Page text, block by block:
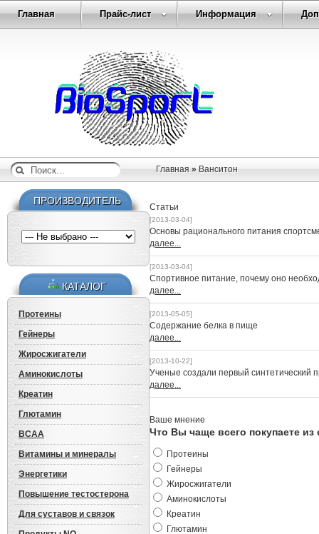
Главная Прайс-лист Информация
Главная » Ванситон
ПРОИЗВОДИТЕЛЬ
КАТАЛОГ
Протеины
Гейнеры
Жиросжигатели
Аминокислоты
Креатин
Глютамин
BCAA
Витамины и минералы
Энергетики
Повышение тестостерона
Для суставов и связок
Статьи
[2013-03-04]
Основы рационального питания
далее...
[2013-03-04]
Спортивное питание, почему оно
далее...
[2013-05-05]
Cодержание белка в пище
далее...
[2013-10-22]
Ученые создали первый синтетический
далее...
Ваше мнение
Что Вы чаще всего покупаете из
Протеины
Гейнеры
Жиросжигатели
Аминокислоты
Креатин
Глютамин